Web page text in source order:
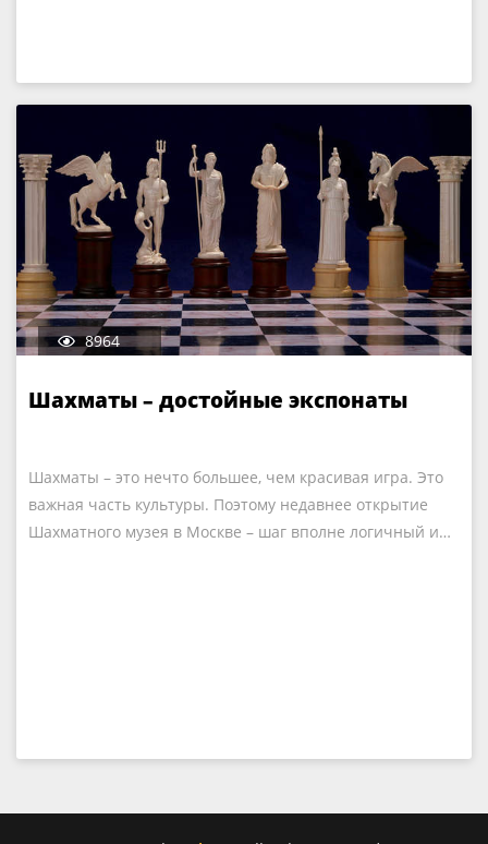
8964
Шахматы – достойные экспонаты
Шахматы – это нечто большее, чем красивая игра. Это
важная часть культуры. Поэтому недавнее открытие
Шахматного музея в Москве – шаг вполне логичный и…